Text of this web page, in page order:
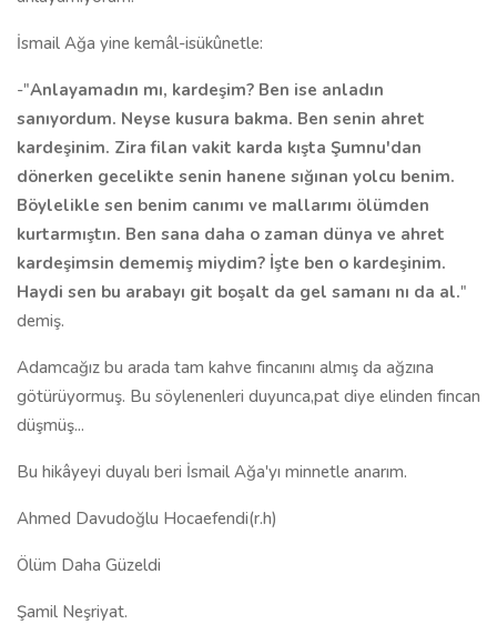
İsmail Ağa yine kemâl-isükûnetle:
-"Anlayamadın mı, kardeşim? Ben ise anladın
sanıyordum. Neyse kusura bakma. Ben senin ahret
kardeşinim. Zira filan vakit karda kışta Şumnu'dan
dönerken gecelikte senin hanene sığınan yolcu benim.
Böylelikle sen benim canımı ve mallarımı ölümden
kurtarmıştın. Ben sana daha o zaman dünya ve ahret
kardeşimsin dememiş miydim? İşte ben o kardeşinim.
Haydi sen bu arabayı git boşalt da gel samanı nı da al."
demiş.
Adamcağız bu arada tam kahve fincanını almış da ağzına
götürüyormuş. Bu söylenenleri duyunca,pat diye elinden fincan
düşmüş...
Bu hikâyeyi duyalı beri İsmail Ağa'yı minnetle anarım.
Ahmed Davudoğlu Hocaefendi(r.h)
Ölüm Daha Güzeldi
Şamil Neşriyat.